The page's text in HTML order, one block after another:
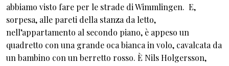
abbiamo visto fare per le strade di Wimmlingen. E,
sorpesa, alle pareti della stanza da letto,
nell’appartamento al secondo piano, è appeso un
quadretto con una grande oca bianca in volo, cavalcata da
un bambino con un berretto rosso. È Nils Holgersson,